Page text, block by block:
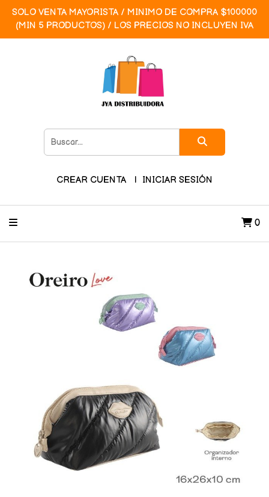
SOLO VENTA MAYORISTA / MINIMO DE COMPRA $100000
(MIN 5 PRODUCTOS) / LOS PRECIOS NO INCLUYEN IVA
CREAR CUENTA INICIAR SESIÓN
0